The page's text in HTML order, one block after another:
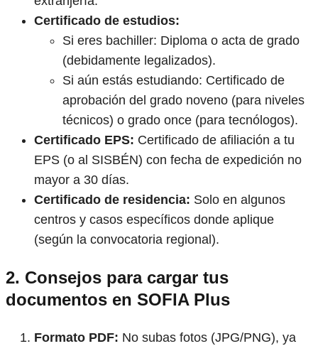
Certificado de estudios:
Si eres bachiller: Diploma o acta de grado
(debidamente legalizados).
Si aún estás estudiando: Certificado de
aprobación del grado noveno (para niveles
técnicos) o grado once (para tecnólogos).
Certificado EPS: Certificado de afiliación a tu
EPS (o al SISBÉN) con fecha de expedición no
mayor a 30 días.
Certificado de residencia: Solo en algunos
centros y casos específicos donde aplique
(según la convocatoria regional).
2. Consejos para cargar tus
documentos en SOFIA Plus
Formato PDF: No subas fotos (JPG/PNG), ya